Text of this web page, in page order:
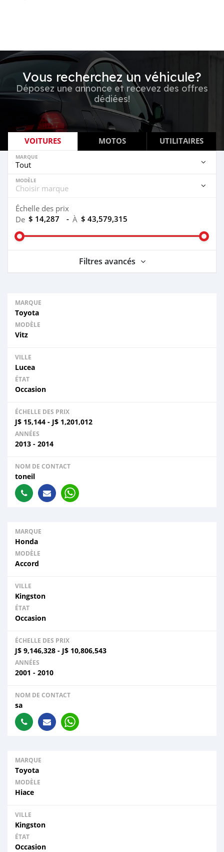
Vous recherchez un véhicule?
Déposez une annonce et recevez des offres
dédiées!
VOITURES MOTOS UTILITAIRES
MARQUE
MODÈLE
Échelle des prix
De $ 14,287 - À $ 43,579,315
Filtres avancés
MARQUE
Toyota
MODÈLE
Vitz
VILLE
Lucea
ÉTAT
Occasion
ÉCHELLE DES PRIX
J$ 15,144 - J$ 1,201,012
ANNÉES
2013 - 2014
NOM DE CONTACT
toneil
MARQUE
Honda
MODÈLE
Accord
VILLE
Kingston
ÉTAT
Occasion
ÉCHELLE DES PRIX
J$ 9,146,328 - J$ 10,806,543
ANNÉES
2001 - 2010
NOM DE CONTACT
sa
MARQUE
Toyota
MODÈLE
Hiace
VILLE
Kingston
ÉTAT
Occasion